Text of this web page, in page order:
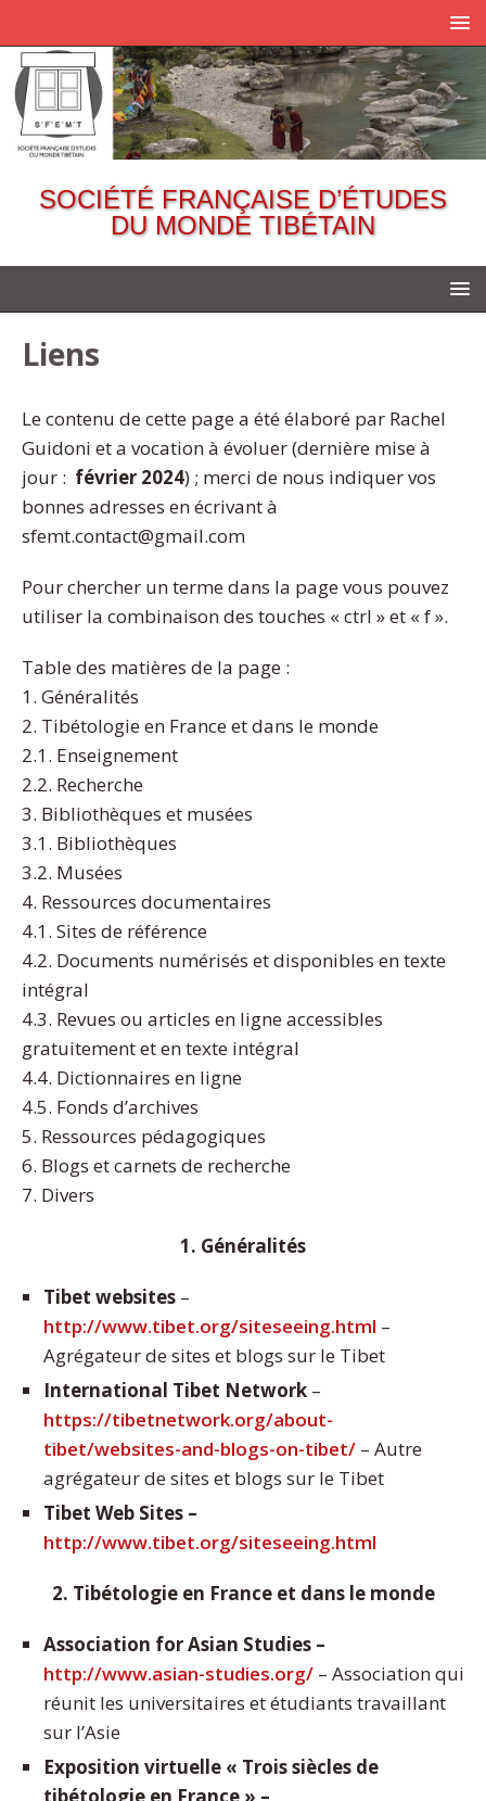
SOCIÉTÉ FRANÇAISE D’ÉTUDES
DU MONDE TIBÉTAIN
Liens
Le contenu de cette page a été élaboré par Rachel
Guidoni et a vocation à évoluer (dernière mise à
jour : février 2024) ; merci de nous indiquer vos
bonnes adresses en écrivant à
sfemt.contact@gmail.com
Pour chercher un terme dans la page vous pouvez
utiliser la combinaison des touches « ctrl » et « f ».
Table des matières de la page :
1. Généralités
2. Tibétologie en France et dans le monde
2.1. Enseignement
2.2. Recherche
3. Bibliothèques et musées
3.1. Bibliothèques
3.2. Musées
4. Ressources documentaires
4.1. Sites de référence
4.2. Documents numérisés et disponibles en texte
intégral
4.3. Revues ou articles en ligne accessibles
gratuitement et en texte intégral
4.4. Dictionnaires en ligne
4.5. Fonds d’archives
5. Ressources pédagogiques
6. Blogs et carnets de recherche
7. Divers
1. Généralités
Tibet websites –
http://www.tibet.org/siteseeing.html –
Agrégateur de sites et blogs sur le Tibet
International Tibet Network –
https://tibetnetwork.org/about-
tibet/websites-and-blogs-on-tibet/ – Autre
agrégateur de sites et blogs sur le Tibet
Tibet Web Sites –
http://www.tibet.org/siteseeing.html
2. Tibétologie en France et dans le monde
Association for Asian Studies –
http://www.asian-studies.org/ – Association qui
réunit les universitaires et étudiants travaillant
sur l’Asie
Exposition virtuelle « Trois siècles de